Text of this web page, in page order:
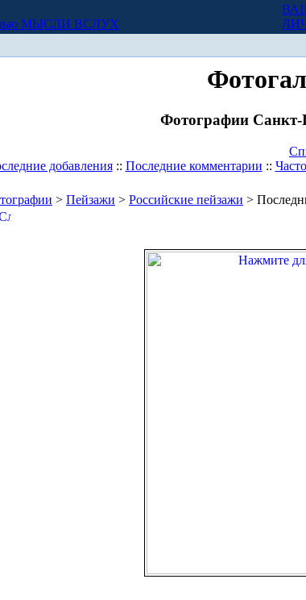
МЫСЛИ ВСЛУХ
Фотографии Санкт-
добавления:: Последние комментарии ::
> Пейзажи > Российские пейзажи >